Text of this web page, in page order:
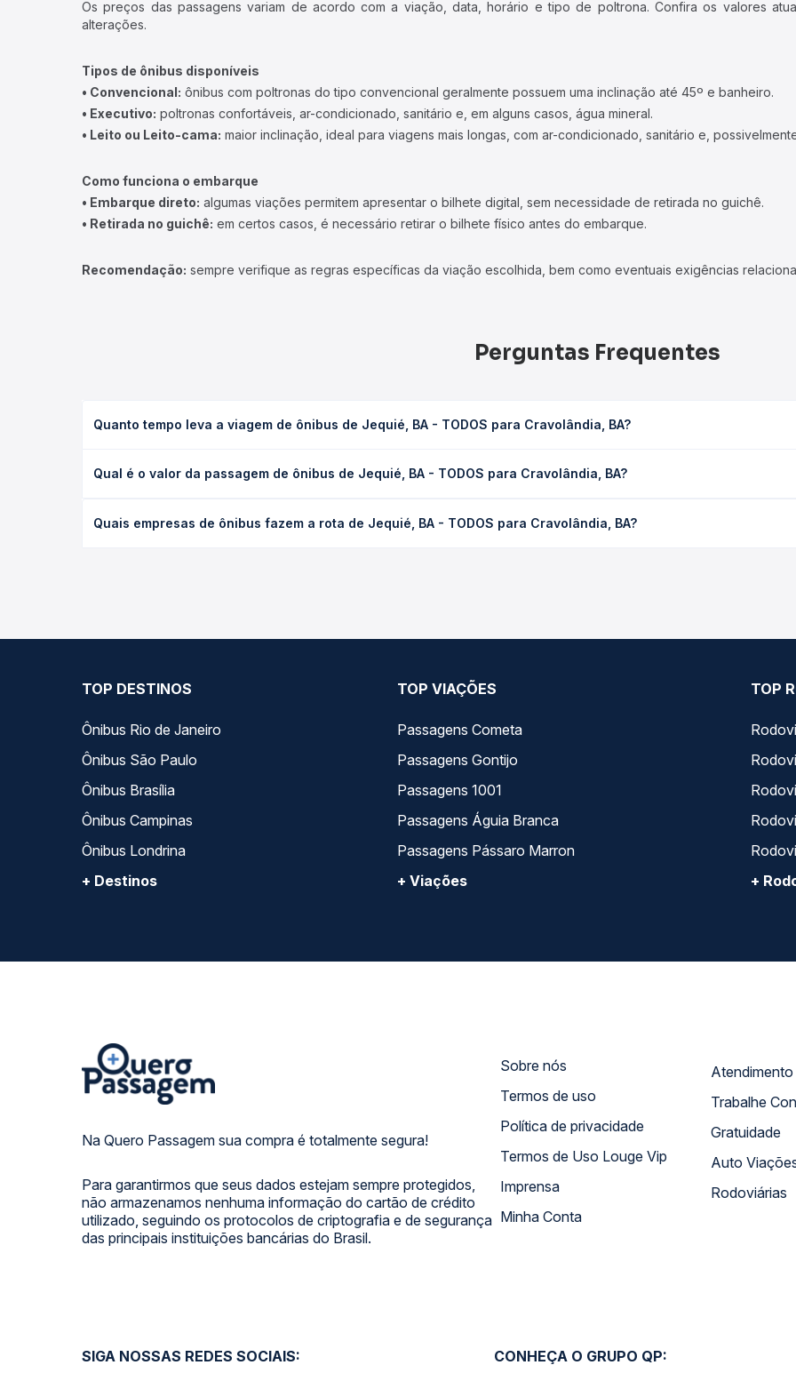
Os preços das passagens variam de acordo com a viação, data, horário e tipo de poltrona. Confira os valores
alterações.
Tipos de ônibus disponíveis
• Convencional: ônibus com poltronas do tipo convencional geralmente possuem uma inclinação até 45º e banheiro.
• Executivo: poltronas confortáveis, ar-condicionado, sanitário e, em alguns casos, água mineral.
• Leito ou Leito-cama: maior inclinação, ideal para viagens mais longas, com ar-condicionado, sanitário e,
Como funciona o embarque
• Embarque direto: algumas viações permitem apresentar o bilhete digital, sem necessidade de retirada no guichê.
• Retirada no guichê: em certos casos, é necessário retirar o bilhete físico antes do embarque.
Recomendação: sempre verifique as regras específicas da viação escolhida, bem como eventuais exigências
Perguntas Frequentes
Quanto tempo leva a viagem de ônibus de Jequié, BA - TODOS para Cravolândia, BA?
ou leito) e as condições de tráfego. Na Quero Passagem você consulta os horários disponíveis e vê a duração exata
Qual é o valor da passagem de ônibus de Jequié, BA - TODOS para Cravolândia, BA?
poltrona e a antecedência da compra. Na Quero Passagem você compara os preços de todas as viações em tempo
Quais empresas de ônibus fazem a rota de Jequié, BA - TODOS para Cravolândia, BA?
TOP DESTINOS
Ônibus Rio de Janeiro
Ônibus São Paulo
Ônibus Brasília
Ônibus Campinas
Ônibus Londrina
+ Destinos
TOP VIAÇÕES
Passagens Cometa
Passagens Gontijo
Passagens 1001
Passagens Águia Branca
Passagens Pássaro Marron
+ Viações
TOP
+
Na Quero Passagem sua compra é totalmente segura!
Para garantirmos que seus dados estejam sempre protegidos,
não armazenamos nenhuma informação do cartão de crédito
utilizado, seguindo os protocolos de criptografia e de segurança
das principais instituições bancárias do Brasil.
Sobre nós
Termos de uso
Política de privacidade
Termos de Uso Louge Vip
Imprensa
Minha Conta
Trabalhe
Gratuidade
Auto
Rodoviárias
SIGA NOSSAS REDES SOCIAIS: CONHEÇA O GRUPO QP: